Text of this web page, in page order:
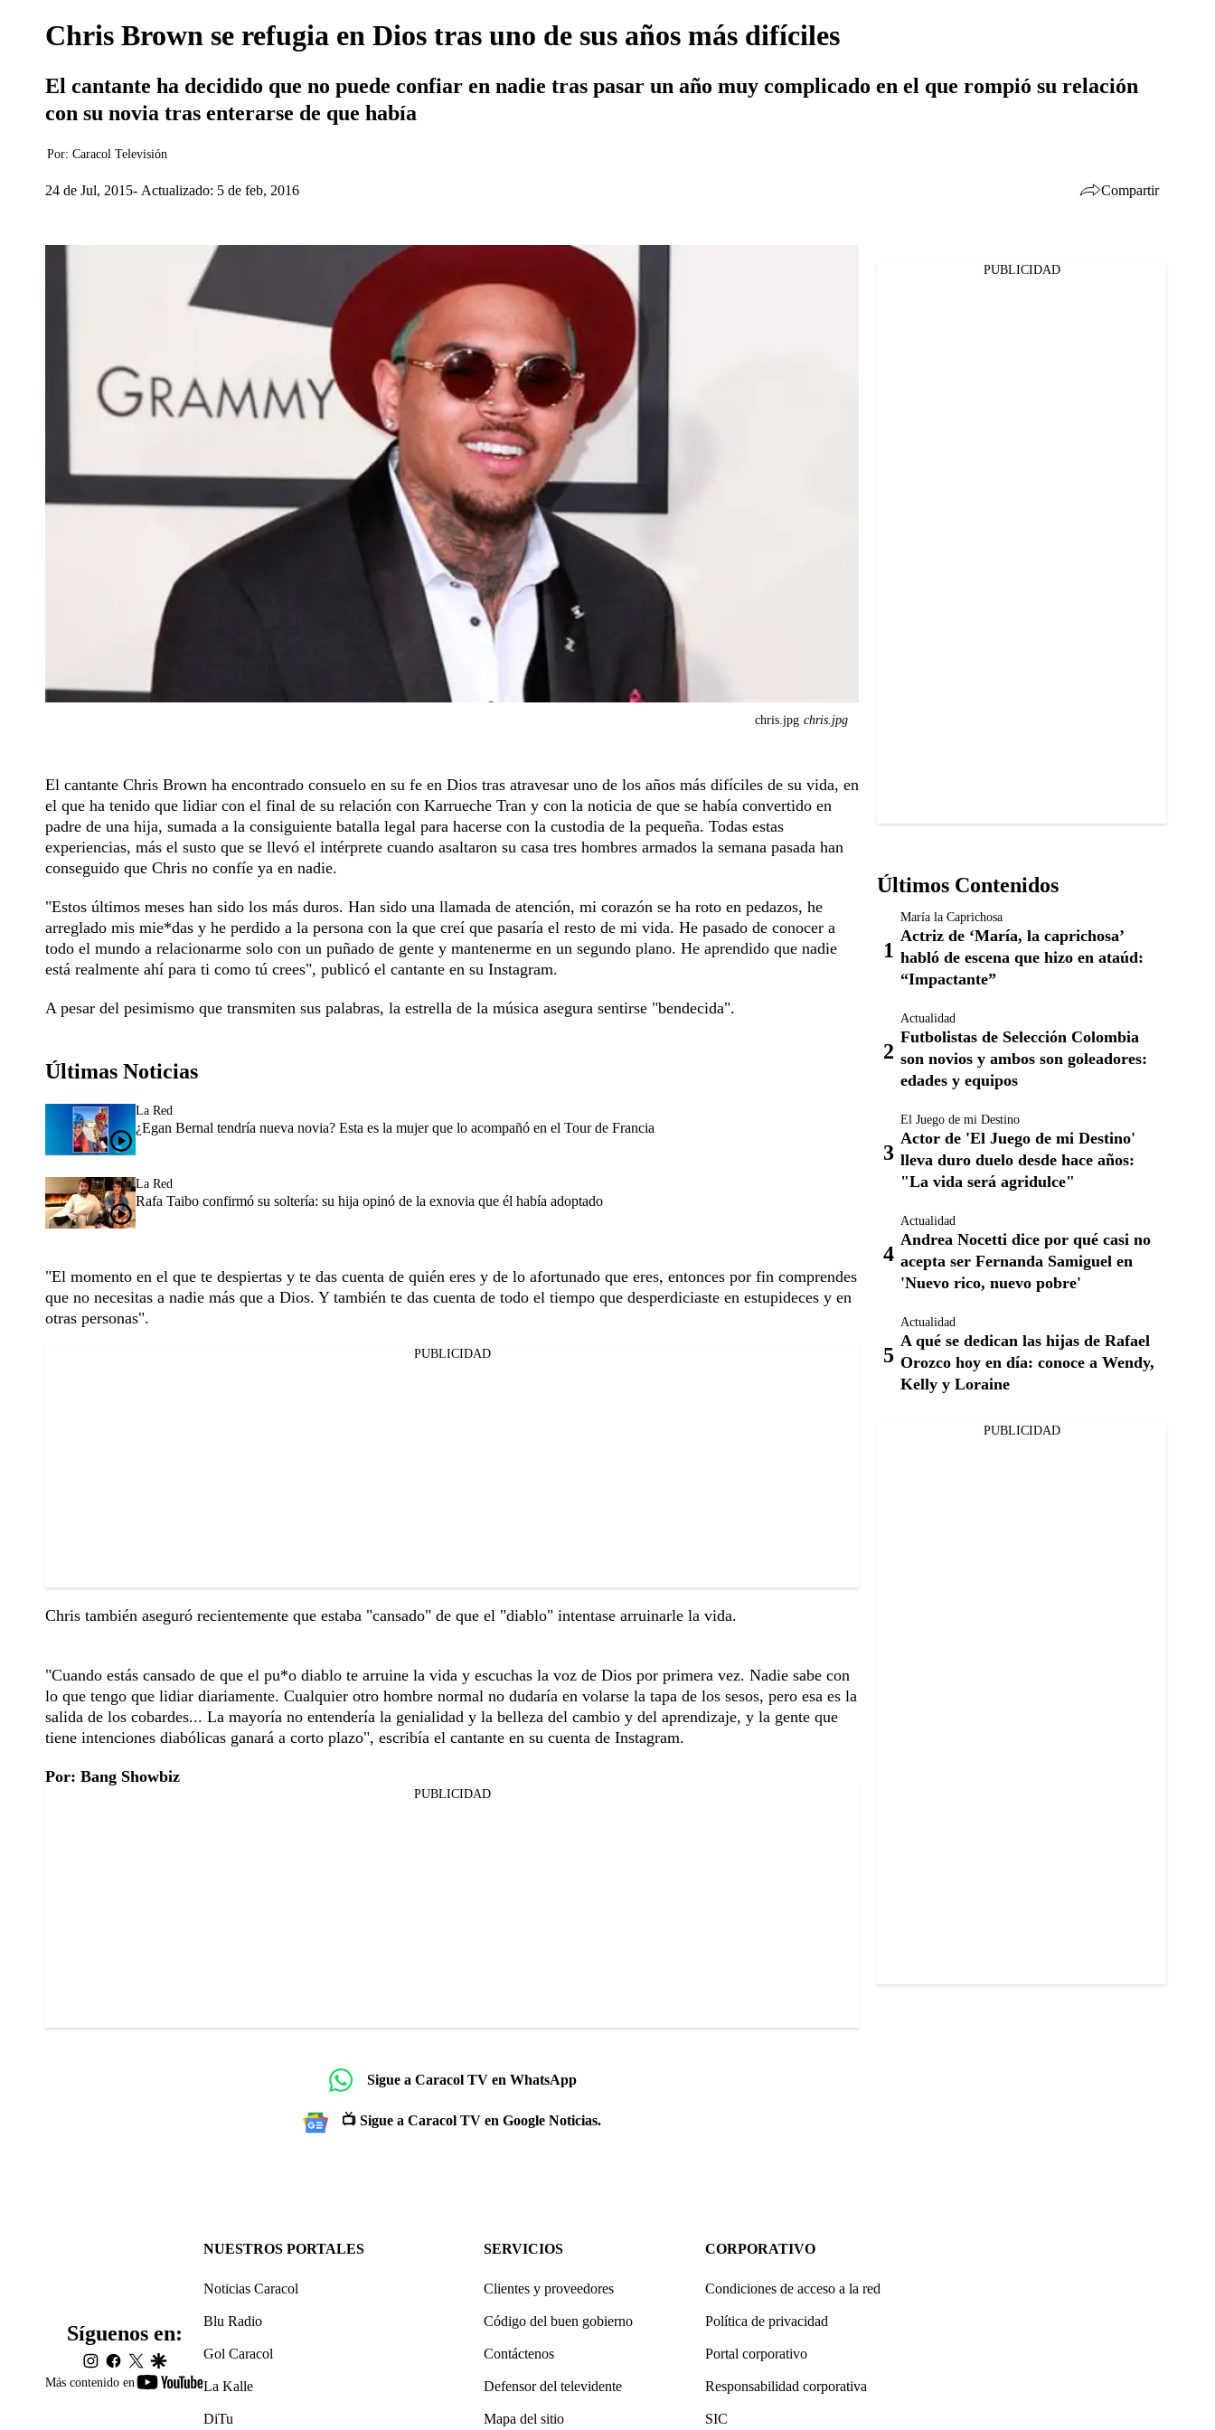
Chris Brown se refugia en Dios tras uno de sus años más difíciles
El cantante ha decidido que no puede confiar en nadie tras pasar un año muy complicado en el que rompió su relación
con su novia tras enterarse de que había
Por: Caracol Televisión
24 de Jul, 2015 Actualizado: 5 de feb, 2016 Compartir
chris.jpg chris.jpg
El cantante Chris Brown ha encontrado consuelo en su fe en Dios tras atravesar uno de los años más difíciles de su vida, en
el que ha tenido que lidiar con el final de su relación con Karrueche Tran y con la noticia de que se había convertido en
padre de una hija, sumada a la consiguiente batalla legal para hacerse con la custodia de la pequeña. Todas estas
experiencias, más el susto que se llevó el intérprete cuando asaltaron su casa tres hombres armados la semana pasada han
conseguido que Chris no confíe ya en nadie.
"Estos últimos meses han sido los más duros. Han sido una llamada de atención, mi corazón se ha roto en pedazos, he
arreglado mis mie*das y he perdido a la persona con la que creí que pasaría el resto de mi vida. He pasado de conocer a
todo el mundo a relacionarme solo con un puñado de gente y mantenerme en un segundo plano. He aprendido que nadie
está realmente ahí para ti como tú crees", publicó el cantante en su Instagram.
A pesar del pesimismo que transmiten sus palabras, la estrella de la música asegura sentirse "bendecida".
Últimas Noticias
La Red
¿Egan Bernal tendría nueva novia? Esta es la mujer que lo acompañó en el Tour de Francia
La Red
Rafa Taibo confirmó su soltería: su hija opinó de la exnovia que él había adoptado
"El momento en el que te despiertas y te das cuenta de quién eres y de lo afortunado que eres, entonces por fin comprendes
que no necesitas a nadie más que a Dios. Y también te das cuenta de todo el tiempo que desperdiciaste en estupideces y en
otras personas".
PUBLICIDAD
Chris también aseguró recientemente que estaba "cansado" de que el "diablo" intentase arruinarle la vida.
"Cuando estás cansado de que el pu*o diablo te arruine la vida y escuchas la voz de Dios por primera vez. Nadie sabe con
lo que tengo que lidiar diariamente. Cualquier otro hombre normal no dudaría en volarse la tapa de los sesos, pero esa es la
salida de los cobardes... La mayoría no entendería la genialidad y la belleza del cambio y del aprendizaje, y la gente que
tiene intenciones diabólicas ganará a corto plazo", escribía el cantante en su cuenta de Instagram.
Por: Bang Showbiz
PUBLICIDAD
Sigue a Caracol TV en WhatsApp
📺 Sigue a Caracol TV en Google Noticias.
PUBLICIDAD
Últimos Contenidos
María la Caprichosa
Actriz de ‘María, la caprichosa’
habló de escena que hizo en ataúd:
“Impactante”
Actualidad
Futbolistas de Selección Colombia
son novios y ambos son goleadores:
edades y equipos
El Juego de mi Destino
Actor de 'El Juego de mi Destino'
lleva duro duelo desde hace años:
"La vida será agridulce"
Actualidad
Andrea Nocetti dice por qué casi no
acepta ser Fernanda Samiguel en
'Nuevo rico, nuevo pobre'
Actualidad
A qué se dedican las hijas de Rafael
Orozco hoy en día: conoce a Wendy,
Kelly y Loraine
PUBLICIDAD
Más contenido en
youtube-
Síguenos en:
instagram
facebook
twittergoogle
NUESTROS PORTALES
Noticias Caracol
Blu Radio
Gol Caracol
La Kalle
DiTu
SERVICIOS
Clientes y proveedores
Código del buen gobierno
Contáctenos
Defensor del televidente
Mapa del sitio
CORPORATIVO
Condiciones de acceso a la red
Política de privacidad
Portal corporativo
Responsabilidad corporativa
SIC